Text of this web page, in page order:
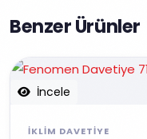
Benzer Ürünler
İncele
İKLIM DAVETIYE